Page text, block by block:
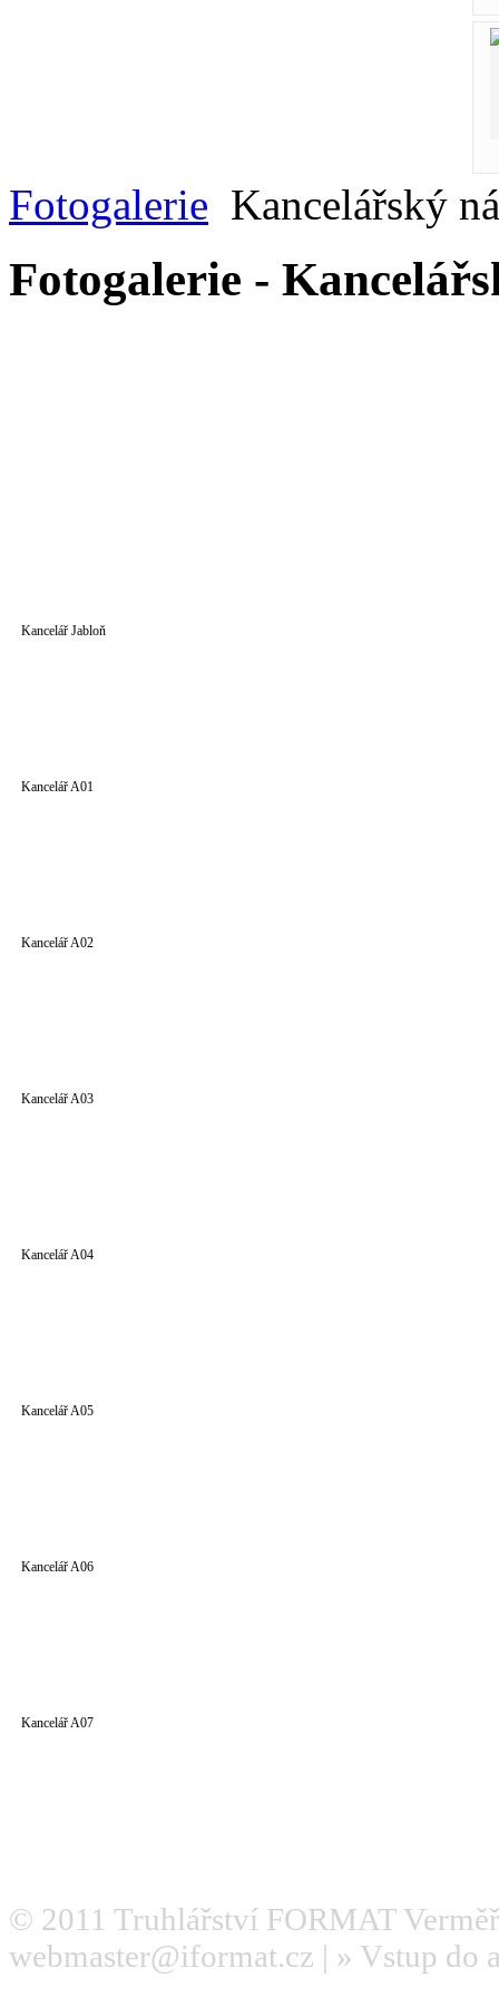
Fotogalerie Kancelářský
Fotogalerie -
Kancelář Jabloň
Kancelář A01
Kancelář A02
Kancelář A03
Kancelář A04
Kancelář A05
Kancelář A06
Kancelář A07
© 2011 Truhlářství FORMAT
webmaster@iformat.cz | » Vstup do